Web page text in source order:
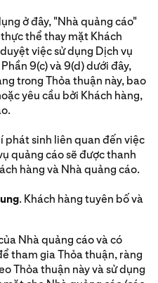
ở đây, "Nhà quảng cáo"
thể thay mặt Khách
việc sử dụng Dịch vụ
9(c) và 9(d) dưới đây,
trong Thỏa thuận này, bao
yêu cầu bởi Khách hàng,
phát sinh liên quan đến việc
quảng cáo sẽ được thanh
hàng và Nhà quảng cáo.
. Khách hàng tuyên bố và
Nhà quảng cáo và có
tham gia Thỏa thuận, ràng
Thỏa thuận này và sử dụng